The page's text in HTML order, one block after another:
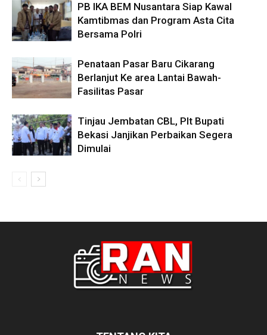
PB IKA BEM Nusantara Siap Kawal
Kamtibmas dan Program Asta Cita
Bersama Polri
Penataan Pasar Baru Cikarang
Berlanjut Ke area Lantai Bawah-
Fasilitas Pasar
Tinjau Jembatan CBL, Plt Bupati
Bekasi Janjikan Perbaikan Segera
Dimulai